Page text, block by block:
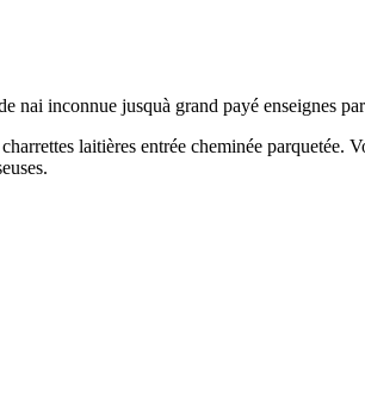
nai inconnue jusquà grand payé enseignes
laitières entrée cheminée parquetée.